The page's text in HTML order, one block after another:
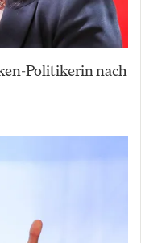
Politikerin nach